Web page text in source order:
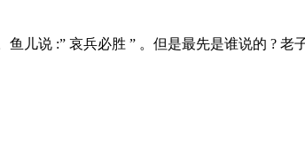
儿说 :” 哀兵必胜 ” 。但是最先是谁说的 ? 老